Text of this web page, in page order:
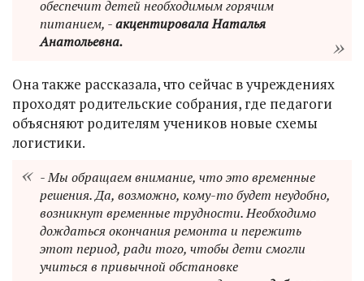
обеспечит детей необходимым горячим
питанием, -акцентировала Наталья
Анатольевна.
Она также рассказала, что сейчас в учреждениях
проходят родительские собрания, где педагоги
объясняют родителям учеников новые схемы
логистики.
- Мы обращаем внимание, что это временные
решения. Да, возможно, кому-то будет неудобно,
возникнут временные трудности. Необходимо
дождаться окончания ремонта и пережить
этот период, ради того, чтобы дети смогли
учиться в привычной обстановке